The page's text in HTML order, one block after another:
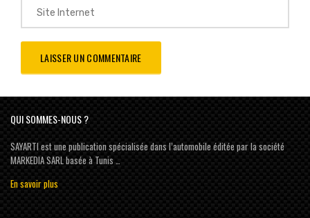
QUI SOMMES-NOUS ?
SAYARTI est une publication spécialisée dans l’automobile éditée par la société
MARKEDIA SARL basée à Tunis …
En savoir plus